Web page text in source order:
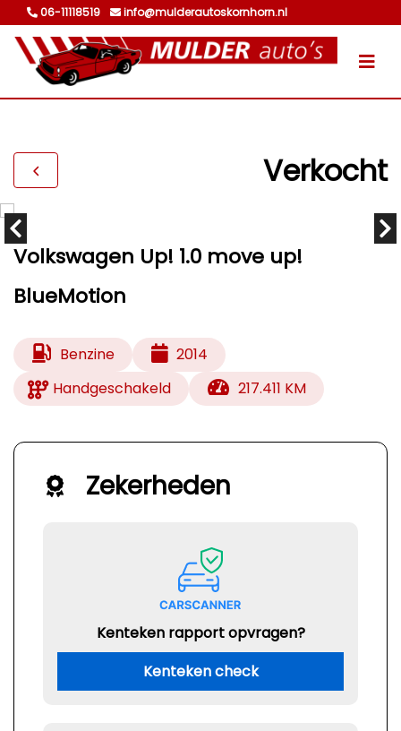
06-11118519 info@mulderautoskornhorn.nl
Verkocht
Volkswagen Up! 1.0 move up!
BlueMotion
Benzine
2014
Handgeschakeld
217.411 KM
Zekerheden
Kenteken rapport opvragen?
Kenteken check